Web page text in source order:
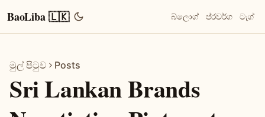
BaoLiba 🇱🇰 බ්ලොග් ප්රවර්ග ටැග්
මුල් පිටුව Posts
Sri Lankan Brands